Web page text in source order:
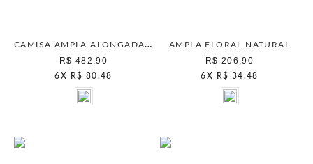
CAMISA AMPLA ALONGADA BERRY
R$ 482,90
6 X R$ 80,48
AMPLA FLORAL NATURAL
R$ 206,90
6 X R$ 34,48